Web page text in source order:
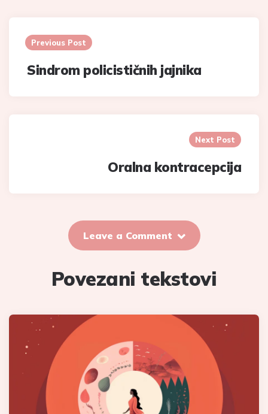
navigation
Previous Post
Sindrom policističnih jajnika
Next Post
Oralna kontracepcija
Leave a Comment
Povezani tekstovi